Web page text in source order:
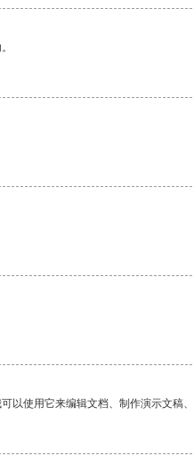
以使用它来编辑文档、制作演示文稿、